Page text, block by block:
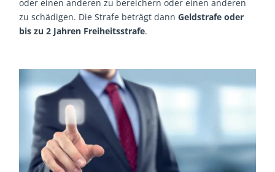
oder einen anderen zu bereichern oder einen anderen
zu schädigen. Die Strafe beträgt dannGeldstrafe oder
bis zu 2 Jahren Freiheitsstrafe.